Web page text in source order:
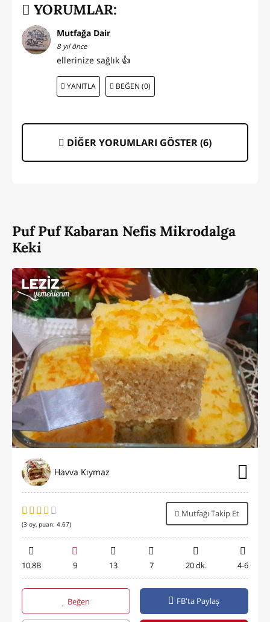
YORUMLAR:
Mutfağa Dair
8 yıl önce
ellerinize sağlık 👍
YANITLA BEĞEN (0)
DİĞER YORUMLARI GÖSTER (6)
Puf Puf Kabaran Nefis Mikrodalga
Keki
Havva Kıymaz
(3 oy, puan: 4.67)
Mutfağı Takip Et
10.8B 9 13 7 20 dk. 4-6
Beğen FB'ta Paylaş